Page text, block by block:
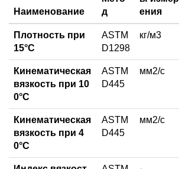
Наименование
д
ения
Плотность при
15°C
ASTM
D1298
кг/м3
Кинематическая
вязкость при 10
0°С
ASTM
D445
мм2/с
Кинематическая
вязкость при 4
0°С
ASTM
D445
мм2/с